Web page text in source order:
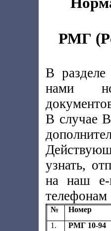
РМГ
В разделе
нами
В случае
узнать,
на наш
№
Номер
1.
РМГ 10-94